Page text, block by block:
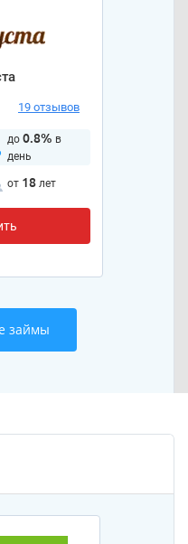
19 отзывов
до 0.8% в
день
от 18 лет
займы